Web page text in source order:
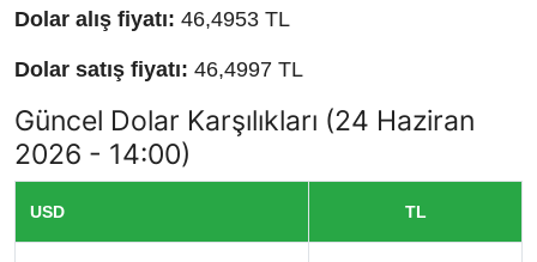
Dolar alış fiyatı: 46,4953 TL
Dolar satış fiyatı: 46,4997 TL
Güncel Dolar Karşılıkları (24 Haziran
2026 - 14:00)
USD TL